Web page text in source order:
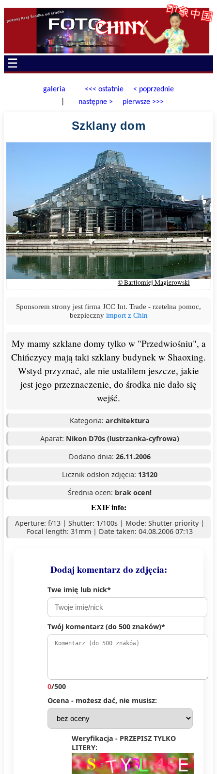
☰
galeria <<< ostatnie
< poprzednie
następne > pierwsze >>>
Szklany dom
© Bartłomiej Magierowski
Sponsorem strony jest firma JCC Int. Trade - rzetelna pomoc,
bezpieczny import z Chin
My mamy szklane domy tylko w "Przedwiośniu", a
Chińczycy mają taki szklany budynek w Shaoxing.
Wstyd przyznać, ale nie ustaliłem jeszcze, jakie
jest jego przeznaczenie, do środka nie dało się
wejść.
Kategoria: architektura
Aparat: Nikon D70s (lustrzanka-cyfrowa)
Dodano dnia: 26.11.2006
Licznik odsłon zdjęcia: 13120
Średnia ocen: brak ocen!
EXIF info:
Aperture: f/13 | Shutter: 1/100s | Mode: Shutter priority |
Focal length: 31mm | Date taken: 04.08.2006 07:13
Dodaj komentarz do zdjęcia:
Twe imię lub nick*
Twój komentarz (do 500 znaków)*
0/500
Ocena - możesz dać, nie musisz:
Weryfikacja - PRZEPISZ TYLKO
LITERY: